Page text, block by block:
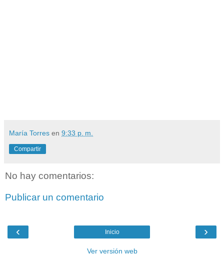
María Torres en 9:33 p. m.
Compartir
No hay comentarios:
Publicar un comentario
‹ ›
Inicio
Ver versión web